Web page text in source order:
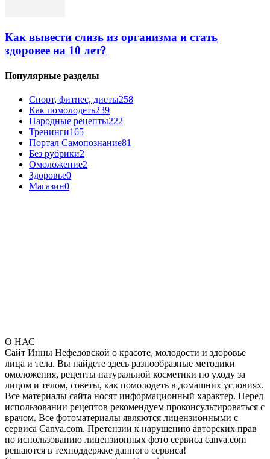
Как вывести слизь из организма и стать
здоровее на 10 лет?
Популярные разделы
Спорт, фитнес, диеты258
Как помолодеть239
Народные рецепты222
Тренинги165
Портал Самопознание81
Без рубрики2
Омоложение2
Здоровье0
Магазин0
О НАС
Сайт Инны Нефедовской о красоте, молодости и здоровье
лица и тела. Вы найдете здесь разнообразные методики
омоложения, рецепты натуральной косметики по уходу за
лицом и телом, советы, как помолодеть в домашних условиях.
Все материалы сайта носят информационный характер. Перед
использовании рецептов рекомендуем проконсультироваться с
врачом. Все фотоматериалы являются лицензионными с
сервиса Canva.com. Претензии к нарушению авторских прав
по использованию лицензионных фото сервиса canva.com
решаются в техподдержке данного сервиса!